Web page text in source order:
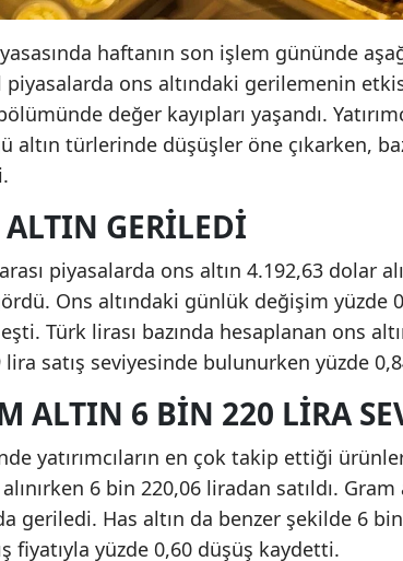
haftanın son işlem gününde
piyasalarda ons altındaki gerilemenin
değer kayıpları yaşandı.
altın türlerinde düşüşler öne çıkarken,
GERILEDI
piyasalarda ons altın 4.192,63 dolar
Ons altındaki günlük değişim yüzde
Türk lirası bazında hesaplanan ons
lira satış seviyesinde bulunurken yüzde
ALTIN 6 BIN 220 LIRA
yatırımcıların en çok takip ettiği
6 bin 220,06 liradan satıldı.
geriledi. Has altın da benzer şekilde 6
fiyatıyla yüzde 0,60 düşüş kaydetti.